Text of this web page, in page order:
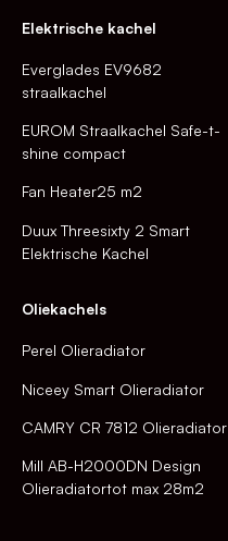
Elektrische kachel
Everglades EV9682
straalkachel
EUROM Straalkachel Safe-t-
shine compact
Fan Heater25 m2
Duux Threesixty 2 Smart
Elektrische Kachel
Oliekachels
Perel Olieradiator
Niceey Smart Olieradiator
CAMRY CR 7812 Olieradiator
Mill AB-H2000DN Design
Olieradiatortot max 28m2